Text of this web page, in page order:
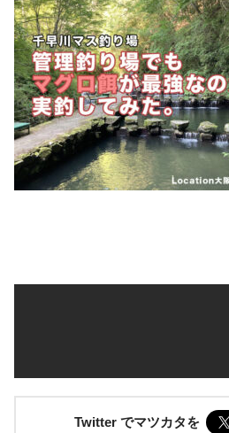
Twitter でマツカタを